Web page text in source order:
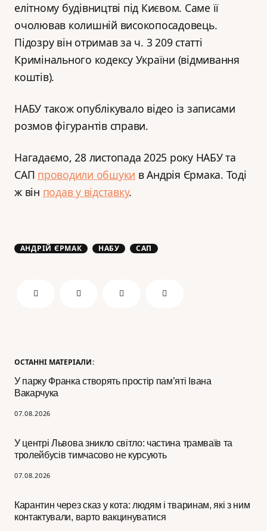
ОСТАННІ МАТЕРІАЛИ:
У парку Франка створять простір пам’яті Івана
Вакарчука
07.08.2026
У центрі Львова зникло світло: частина трамваїв та
тролейбусів тимчасово не курсують
07.08.2026
Карантин через сказ у кота: людям і тваринам, які з ним
контактували, варто вакцинуватися
елітному будівництві під Києвом. Саме її
очолював колишній високопосадовець.
Підозру він отримав за ч. 3 209 статті
Кримінального кодексу України (відмивання
коштів).
НАБУ також опублікувало відео із записами
розмов фігурантів справи.
Нагадаємо, 28 листопада 2025 року НАБУ та
САП проводили обшуки в Андрія Єрмака. Тоді
ж він подав у відставку.
АНДРІЙ ЄРМАК НАБУ САП